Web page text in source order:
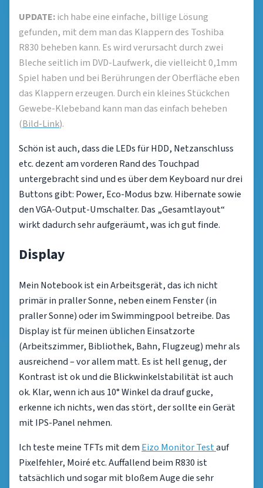
UPDATE:ich habe eine einfache, billige Lösung
gefunden, mit dem man das Klappern des Toshiba
R830 beheben kann. Es wird verursacht durch zwei
Bleche seitlich im DVD-Laufwerk, die vielleicht 0,1mm
Spiel haben und bei Berührungen der Oberfläche eben
das Klappern erzeugen. Durch ein kleines Stückchen
Gewebe-Klebeband kann man das einfach beheben
(Bild-Link).
Schön ist auch, dass die LEDs für HDD, Netzanschluss
etc. dezent am vorderen Rand des Touchpad
untergebracht sind und es über dem Keyboard nur drei
Buttons gibt: Power, Eco-Modus bzw. Hibernate sowie
den VGA-Output-Umschalter. Das „Gesamtlayout“
wirkt dadurch sehr aufgeräumt, was ich gut finde.
Display
Mein Notebook ist ein Arbeitsgerät, das ich nicht
primär in praller Sonne, neben einem Fenster (in
praller Sonne) oder im Swimmingpool betreibe. Das
Display ist für meinen üblichen Einsatzorte
(Arbeitszimmer, Bibliothek, Bahn, Flugzeug) mehr als
ausreichend – vor allem matt. Es ist hell genug, der
Kontrast ist ok und die Blickwinkelstabilität ist auch
ok. Klar, wenn ich aus 10° Winkel da drauf gucke,
erkenne ich nichts, wen das stört, der sollte ein Gerät
mit IPS-Panel nehmen.
Ich teste meine TFTs mit demEizo Monitor Testauf
Pixelfehler, Moiré etc. Auffallend beim R830 ist
tatsächlich und sogar mit bloßem Auge die sehr